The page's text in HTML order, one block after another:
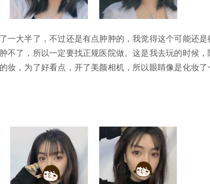
大半了，不过还是有点肿肿的，我觉得这个可能还是
不了，所以一定要找正规医院做。这是我去玩的时候，
妆，为了好看点，开了美颜相机，所以眼睛像是化妆了